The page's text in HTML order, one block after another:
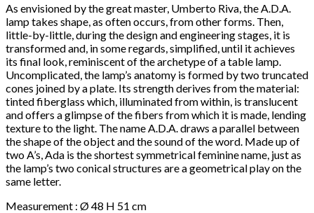
As envisioned by the great master, Umberto Riva, the A.D.A.
lamp takes shape, as often occurs, from other forms. Then,
little-by-little, during the design and engineering stages, it is
transformed and, in some regards, simplified, until it achieves
its final look, reminiscent of the archetype of a table lamp.
Uncomplicated, the lamp’s anatomy is formed by two truncated
cones joined by a plate. Its strength derives from the material:
tinted fiberglass which, illuminated from within, is translucent
and offers a glimpse of the fibers from which it is made, lending
texture to the light. The name A.D.A. draws a parallel between
the shape of the object and the sound of the word. Made up of
two A’s, Ada is the shortest symmetrical feminine name, just as
the lamp’s two conical structures are a geometrical play on the
same letter.
Measurement : Ø 48 H 51 cm